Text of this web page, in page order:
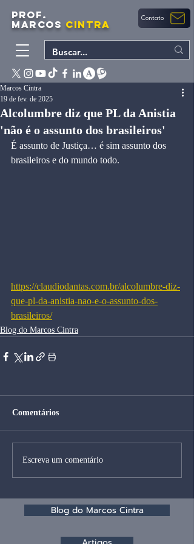
PROF.
MARCOS CINTRA Contato
Alcolumbre diz que PL da Anistia
'não é o assunto dos brasileiros'
Marcos Cintra
19 de fev. de 2025
É assunto de Justiça… é sim assunto dos
brasileiros e do mundo todo.
https://claudiodantas.com.br/alcolumbre-diz-
que-pl-da-anistia-nao-e-o-assunto-dos-
brasileiros/
Blog do Marcos Cintra
Comentários
Escreva um comentário
Blog do Marcos Cintra